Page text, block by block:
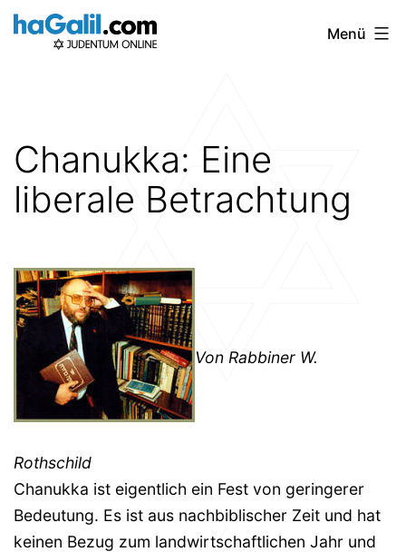
Zum
Inhalt
Menü
Chanukka: Eine
liberale Betrachtung
Von Rabbiner W.
Rothschild
Chanukka ist eigentlich ein Fest von geringerer
Bedeutung. Es ist aus nachbiblischer Zeit und hat
keinen Bezug zum landwirtschaftlichen Jahr und